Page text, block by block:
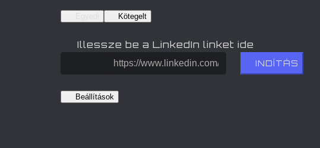
Kötegelt
Illessze be a LinkedIn linket ide
INDÍTÁS
Beállítások